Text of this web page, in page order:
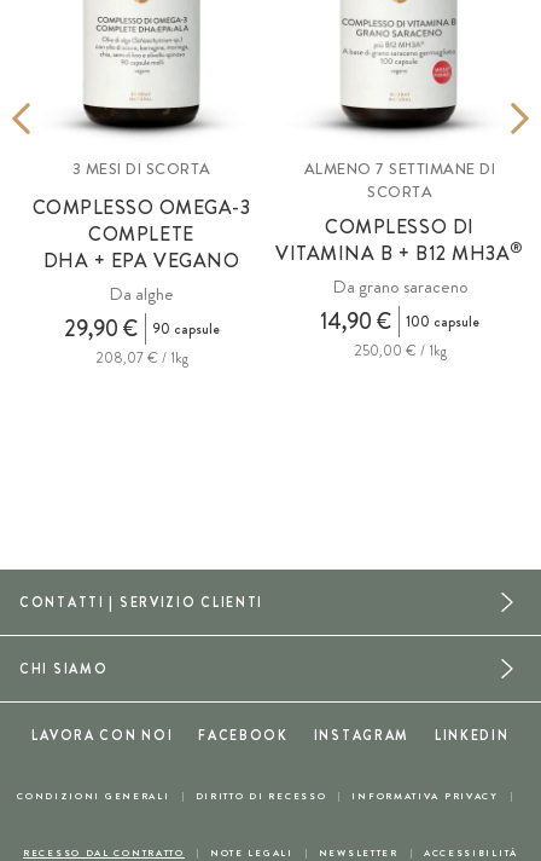
3 MESI DI SCORTA
COMPLESSO OMEGA-3
COMPLETE
DHA + EPA VEGANO
Da alghe
29,90 €
90 capsule
208,07 € / 1kg
ALMENO 7 SETTIMANE DI
SCORTA
COMPLESSO DI
VITAMINA B + B12 MH3A®
Da grano saraceno
14,90 €
100 capsule
250,00 € / 1kg
CONTATTI | SERVIZIO CLIENTI
CONDIZIONI GENERALI DIRITTO DI RECESSO INFORMATIVA PRIVACY
RECESSO DAL CONTRATTO NOTE LEGALI NEWSLETTER ACCESSIBILITÀ
CHI SIAMO
LAVORA CON NOI FACEBOOK INSTAGRAM LINKEDIN